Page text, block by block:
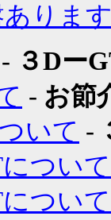
りま
- ３Dー
- お節
いて -
について
について